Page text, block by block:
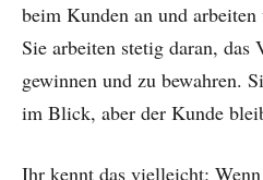
beim Kunden an und
Sie arbeiten stetig daran, das
gewinnen und zu bewahren.
im Blick, aber der Kunde
Ihr kennt das vielleicht: